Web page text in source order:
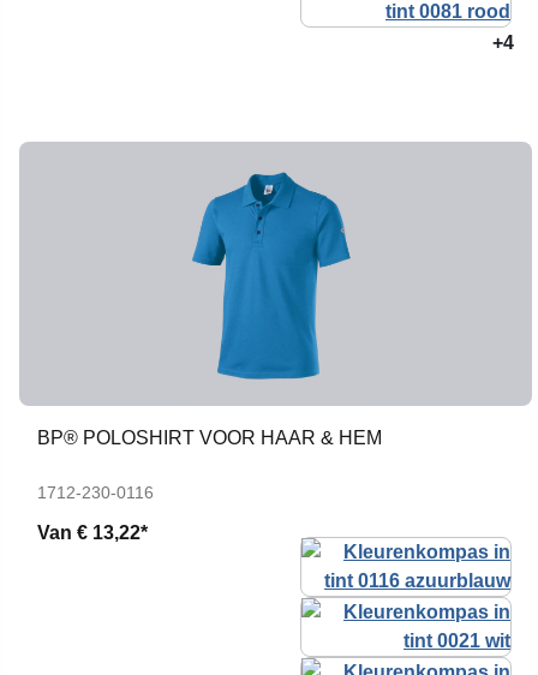
+4
BP® POLOSHIRT VOOR HAAR & HEM
1712-230-0116
Van € 13,22*